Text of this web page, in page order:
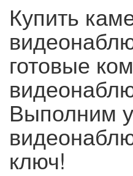
Купить
готовые
Выполним
ключ!